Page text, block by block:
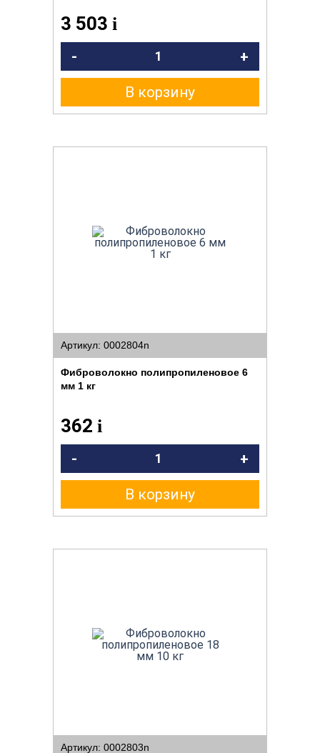
3 503 i
- +
В корзину
Артикул: 0002804n
Фиброволокно полипропиленовое 6
мм 1 кг
362 i
- +
В корзину
Артикул: 0002803n